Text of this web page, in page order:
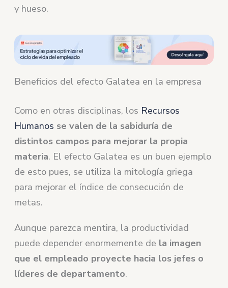
y hueso.
Beneficios del efecto Galatea en la empresa
Como en otras disciplinas, los Recursos
Humanos se valen de la sabiduría de
distintos campos para mejorar la propia
materia. El efecto Galatea es un buen ejemplo
de esto pues, se utiliza la mitología griega
para mejorar el índice de consecución de
metas.
Aunque parezca mentira, la productividad
puede depender enormemente de la imagen
que el empleado proyecte hacia los jefes o
líderes de departamento.